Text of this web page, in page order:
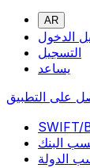
AR
الدخول
التسجيل
يساعد
على التطبيق
SWIFT/
البنك
الدولة